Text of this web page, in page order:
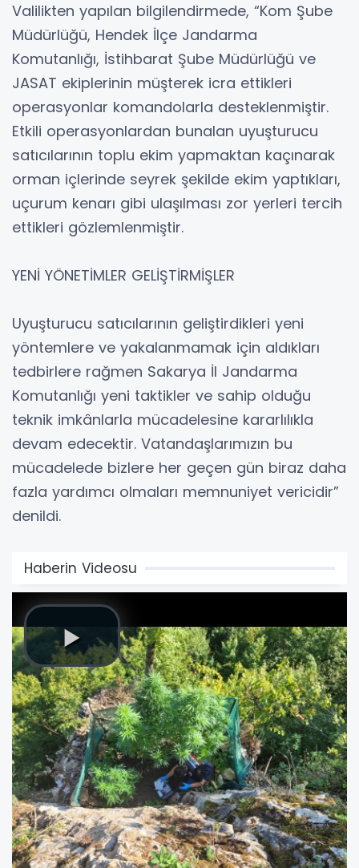
Valilikten yapılan bilgilendirmede, “Kom Şube
Müdürlüğü, Hendek İlçe Jandarma
Komutanlığı, İstihbarat Şube Müdürlüğü ve
JASAT ekiplerinin müşterek icra ettikleri
operasyonlar komandolarla desteklenmiştir.
Etkili operasyonlardan bunalan uyuşturucu
satıcılarının toplu ekim yapmaktan kaçınarak
orman içlerinde seyrek şekilde ekim yaptıkları,
uçurum kenarı gibi ulaşılması zor yerleri tercih
ettikleri gözlemlenmiştir.
YENİ YÖNETİMLER GELİŞTİRMİŞLER
Uyuşturucu satıcılarının geliştirdikleri yeni
yöntemlere ve yakalanmamak için aldıkları
tedbirlere rağmen Sakarya İl Jandarma
Komutanlığı yeni taktikler ve sahip olduğu
teknik imkânlarla mücadelesine kararlılıkla
devam edecektir. Vatandaşlarımızın bu
mücadelede bizlere her geçen gün biraz daha
fazla yardımcı olmaları memnuniyet vericidir”
denildi.
Haberin Videosu